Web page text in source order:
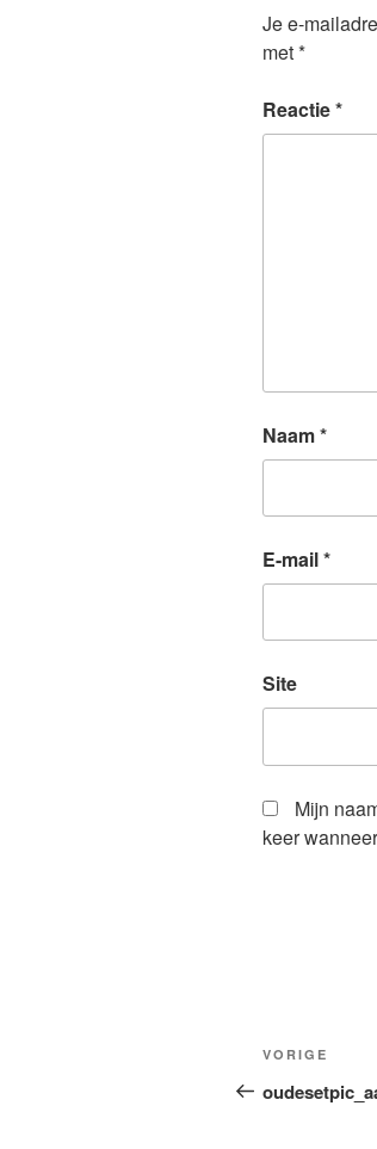
Je e-
met*
Reactie*
Naam*
E-mail*
Site
Mijn
keer
Bericht
Vorig
bericht
VORIGE